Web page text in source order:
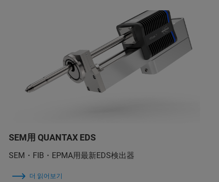
SEM用 QUANTAX EDS
SEM・FIB・EPMA用最新EDS検出器
더 읽어보기